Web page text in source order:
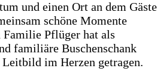
und einen Ort an dem Gäste
schöne Momente
Familie Pflüger hat als
familiäre Buschenschank
Leitbild im Herzen getragen.